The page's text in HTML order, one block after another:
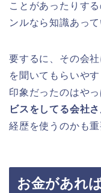
ことがあったりす
ンルなら知識あっ
要するに、その会
を聞いてもらいや
印象だったのはやっ
ビスをしてる会社
経歴を使うのかも
お金があれ